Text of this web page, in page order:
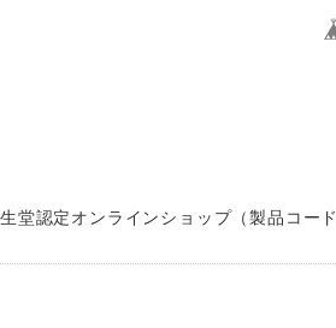
定オンラインショップ（製品コード